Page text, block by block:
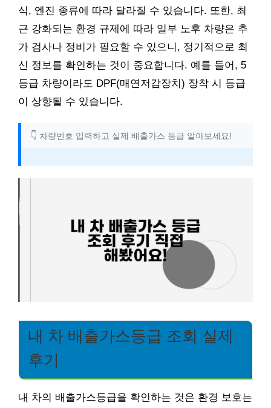
식, 엔진 종류에 따라 달라질 수 있습니다. 또한, 최
근 강화되는 환경 규제에 따라 일부 노후 차량은 추
가 검사나 정비가 필요할 수 있으니, 정기적으로 최
신 정보를 확인하는 것이 중요합니다. 예를 들어, 5
등급 차량이라도 DPF(매연저감장치) 장착 시 등급
이 상향될 수 있습니다.
👇 차량번호 입력하고 실제 배출가스 등급 알아보세요!
내 차 배출가스등급 조회 실제
후기
내 차의 배출가스등급을 확인하는 것은 환경 보호는